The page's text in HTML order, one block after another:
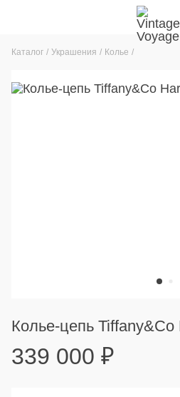
Каталог Украшения Колье
Колье-цепь Tiffany&Co
339 000 ₽